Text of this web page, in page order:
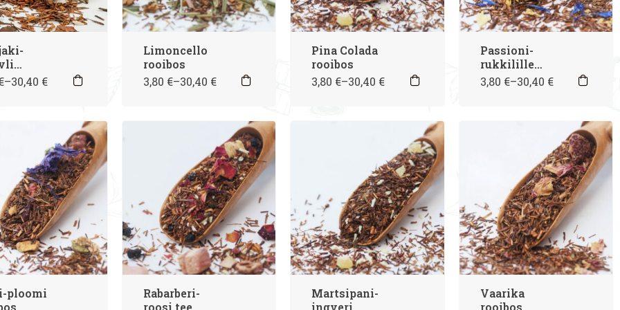
–30,40 €
Limoncello
rooibos
3,80 €–30,40 €
Pina Colada
rooibos
3,80 €–30,40 €
Passioni-
rukkilille
rooibos
3,80 €–30,40 €
ploomi
Rabarberi-
roosi tee
Martsipani-
ingveri
Vaarika
rooibos